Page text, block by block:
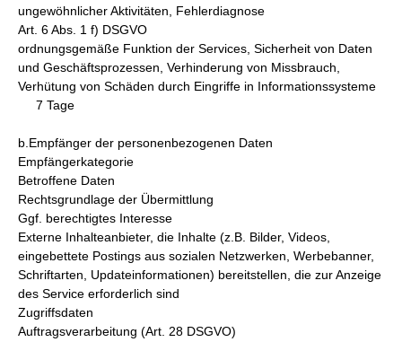
ungewöhnlicher Aktivitäten, Fehlerdiagnose
Art. 6 Abs. 1 f) DSGVO
ordnungsgemäße Funktion der Services, Sicherheit von Daten
und Geschäftsprozessen, Verhinderung von Missbrauch,
Verhütung von Schäden durch Eingriffe in Informationssysteme
7 Tage
b.Empfänger der personenbezogenen Daten
Empfängerkategorie
Betroffene Daten
Rechtsgrundlage der Übermittlung
Ggf. berechtigtes Interesse
Externe Inhalteanbieter, die Inhalte (z.B. Bilder, Videos,
eingebettete Postings aus sozialen Netzwerken, Werbebanner,
Schriftarten, Updateinformationen) bereitstellen, die zur Anzeige
des Service erforderlich sind
Zugriffsdaten
Auftragsverarbeitung (Art. 28 DSGVO)